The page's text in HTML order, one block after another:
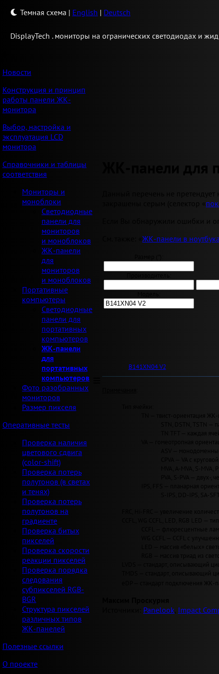
Темная схема | English | Deutsch
DisplayTech . мониторы на огранических светодиодах и
Новости
Конструкция и принцип
работы панели ЖК-
монитора
Выбор, настройка и
эксплуатация LCD
монитора
Справочники и таблицы
соответствия
Мониторы и
моноблоки
Светодиодные
панели для
мониторов
и моноблоков
ЖК-панели
для
мониторов
и моноблоков
Портативные
компьютеры
Светодиодные
панели для
портативных
компьютеров
ЖК-панели
для
портативных
компьютеров
Фото разобранных
мониторов
Размер пикселя
Оперативные тесты
Проверка наличия
цветового сдвига
(color-shift)
Проверка потерь
полутонов (в светах
и тенях)
Проверка потерь
полутонов на
градиенте
Проверка битых
пикселей
Проверка скорости
реакции пикселей
Проверка порядка
следования
субпикселей RGB-
BGR
Структура пикселей
различных типов
ЖК-панелей
Полезные ссылки
О проекте
ЖК-панели для
Данный перечень не
Если Вы обнаружили ошибки и
ЖК-панели в
B141XN04 V2
TN — твист-ориентация
STN, DSTN, TSTN
TN TFT — каждая
VA — гомеотропная
ASV —
CPVA — VA с
MVA, A-MVA, S-
PVA, S-PVA — двух-
IPS, FFS — планарная
S-IPS, DD-IPS, SA-
FRC, Hi-FRC — увеличение
CCFL, WG CCFL, LED, RGB LED
CCFL — флюресцентные
WG CCFL — CCFL с
LED — массив «белых»
RGB — массив триад из
LVDS — стандарт, описывающий
TMDS — стандарт, описывающий
eDP — стандарт подключения
Panelook Impact